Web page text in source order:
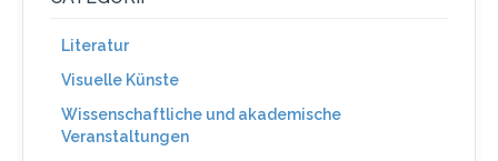
Literatur
Visuelle Künste
Wissenschaftliche und akademische
Veranstaltungen